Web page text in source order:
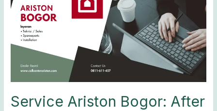
Service Ariston Bogor: After
Bogor:
After
Sales
Ariston
Bogor